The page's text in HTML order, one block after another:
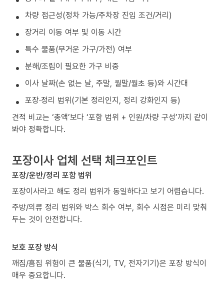
차량 접근성(정차 가능/주차장 진입 조건/거리)
장거리 이동 여부 및 이동 시간
특수 물품(무거운 가구/가전) 여부
분해/조립이 필요한 가구 비중
이사 날짜(손 없는 날, 주말, 월말/월초 등)와 시간대
포장·정리 범위(기본 정리인지, 정리 강화인지 등)
견적 비교는 ‘총액’보다 ‘포함 범위 + 인원/차량 구성’까지 같이
봐야 정확합니다.
포장이사 업체 선택 체크포인트
포장/운반/정리 포함 범위
포장이사라고 해도 정리 범위가 동일하다고 보기 어렵습니다.
주방/의류 정리 범위와 박스 회수 여부, 회수 시점은 미리 맞춰
두는 것이 안전합니다.
보호 포장 방식
깨짐/흠집 위험이 큰 물품(식기, TV, 전자기기)은 포장 방식이
매우 중요합니다.